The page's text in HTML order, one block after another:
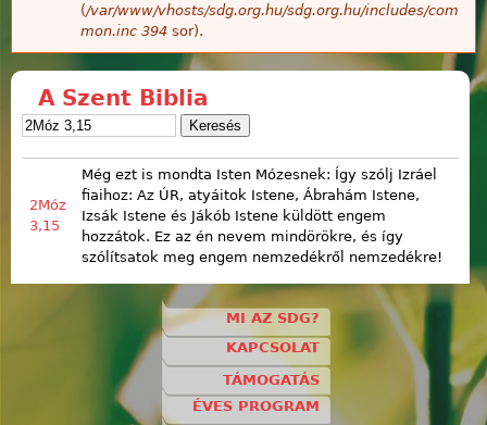
(/var/www/vhosts/sdg.org.hu/sdg.org.hu/includes/com
mon.inc 394 sor).
A Szent Biblia
2Móz
3,15
Még ezt is mondta Isten Mózesnek: Így szólj Izráel
fiaihoz: Az ÚR, atyáitok Istene, Ábrahám Istene,
Izsák Istene és Jákób Istene küldött engem
hozzátok. Ez az én nevem mindörökre, és így
szólítsatok meg engem nemzedékről nemzedékre!
MI AZ SDG?
KAPCSOLAT
TÁMOGATÁS
ÉVES PROGRAM